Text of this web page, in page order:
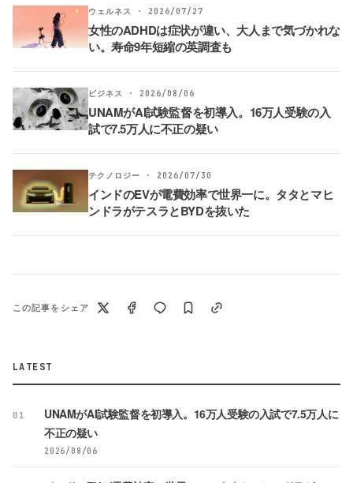
ウェルネス · 2026/07/27
女性のADHDは症状が違い、大人まで気づかれな
い。寿命9年短縮の英調査も
ビジネス · 2026/08/06
UNAMがAI試験監督を初導入。16万人受験の入
試で7.5万人に不正の疑い
テクノロジー · 2026/07/30
インドのEVが電費効率で世界一に。タタとマヒ
ンドラがテスラとBYDを抜いた
この記事をシェア
LATEST
01
UNAMがAI試験監督を初導入。16万人受験の入試で7.5万人に
不正の疑い
2026/08/06